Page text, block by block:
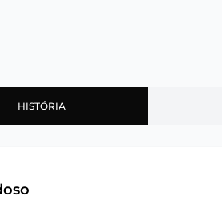
HISTÓRIA